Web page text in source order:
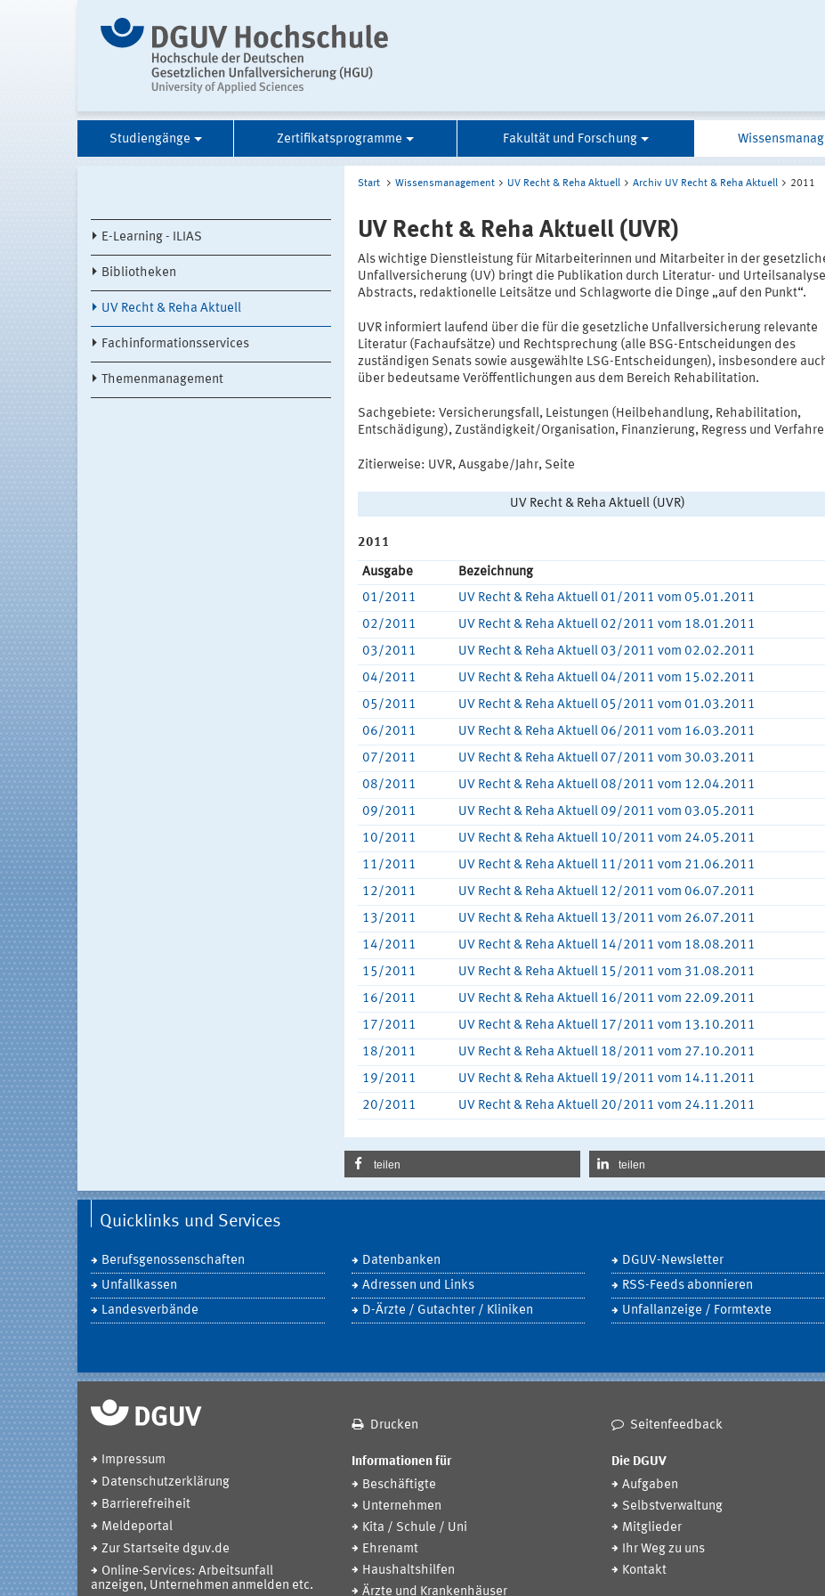
Studiengänge Zertifikatsprogramme Fakultät und Forschung
E-Learning - ILIAS
Bibliotheken
UV Recht & Reha Aktuell
Fachinformationsservices
Themenmanagement
Start Wissensmanagement UV Recht & Reha Aktuell Archiv UV Recht & Reha Aktuell 2011
UV Recht & Reha Aktuell (UVR)
Als wichtige Dienstleistung für Mitarbeiterinnen und Mitarbeiter in der
Unfallversicherung (UV) bringt die Publikation durch Literatur- und
Abstracts, redaktionelle Leitsätze und Schlagworte die Dinge „auf den Punkt“.
UVR informiert laufend über die für die gesetzliche Unfallversicherung relevante
Literatur (Fachaufsätze) und Rechtsprechung (alle BSG-Entscheidungen des
zuständigen Senats sowie ausgewählte LSG-Entscheidungen), insbesondere
über bedeutsame Veröffentlichungen aus dem Bereich Rehabilitation.
Sachgebiete: Versicherungsfall, Leistungen (Heilbehandlung, Rehabilitation,
Entschädigung), Zuständigkeit/Organisation, Finanzierung, Regress und
Zitierweise: UVR, Ausgabe/Jahr, Seite
UV Recht & Reha Aktuell (UVR)
2011
Ausgabe
Bezeichnung
01/2011
UV Recht & Reha Aktuell 01/2011 vom 05.01.2011
02/2011
UV Recht & Reha Aktuell 02/2011 vom 18.01.2011
03/2011
UV Recht & Reha Aktuell 03/2011 vom 02.02.2011
04/2011
UV Recht & Reha Aktuell 04/2011 vom 15.02.2011
05/2011
UV Recht & Reha Aktuell 05/2011 vom 01.03.2011
06/2011
UV Recht & Reha Aktuell 06/2011 vom 16.03.2011
07/2011
UV Recht & Reha Aktuell 07/2011 vom 30.03.2011
08/2011
UV Recht & Reha Aktuell 08/2011 vom 12.04.2011
09/2011
UV Recht & Reha Aktuell 09/2011 vom 03.05.2011
10/2011
UV Recht & Reha Aktuell 10/2011 vom 24.05.2011
11/2011
UV Recht & Reha Aktuell 11/2011 vom 21.06.2011
12/2011
UV Recht & Reha Aktuell 12/2011 vom 06.07.2011
13/2011
UV Recht & Reha Aktuell 13/2011 vom 26.07.2011
14/2011
UV Recht & Reha Aktuell 14/2011 vom 18.08.2011
15/2011
UV Recht & Reha Aktuell 15/2011 vom 31.08.2011
16/2011
UV Recht & Reha Aktuell 16/2011 vom 22.09.2011
17/2011
UV Recht & Reha Aktuell 17/2011 vom 13.10.2011
18/2011
UV Recht & Reha Aktuell 18/2011 vom 27.10.2011
19/2011
UV Recht & Reha Aktuell 19/2011 vom 14.11.2011
20/2011
UV Recht & Reha Aktuell 20/2011 vom 24.11.2011
teilen teilen
Quicklinks und Services
Berufsgenossenschaften
Unfallkassen
Landesverbände
Datenbanken
Adressen und Links
D-Ärzte / Gutachter / Kliniken
DGUV-Newsletter
RSS-Feeds abonnieren
Unfallanzeige / Formtexte
Drucken Seitenfeedback
Impressum
Datenschutzerklärung
Barrierefreiheit
Meldeportal
Zur Startseite dguv.de
Online-Services: Arbeitsunfall
anzeigen, Unternehmen anmelden etc.
Informationen für
Beschäftigte
Unternehmen
Kita / Schule / Uni
Ehrenamt
Haushaltshilfen
Ärzte und Krankenhäuser
Die DGUV
Aufgaben
Selbstverwaltung
Mitglieder
Ihr Weg zu uns
Kontakt